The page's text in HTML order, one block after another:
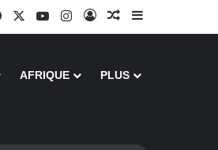
FacebookYouTubeInstagramConnexion
Article Aléatoire
Sidebar
AFRIQUE PLUS